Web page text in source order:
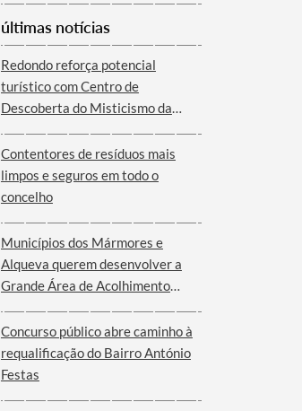
últimas notícias
Redondo reforça potencial
turístico com Centro de
Descoberta do Misticismo da
Contentores de resíduos mais
limpos e seguros em todo o
concelho
Municípios dos Mármores e
Alqueva querem desenvolver a
Grande Área de Acolhimento
Governo para o Interior do
Alentejo
Concurso público abre caminho à
requalificação do Bairro António
Festas